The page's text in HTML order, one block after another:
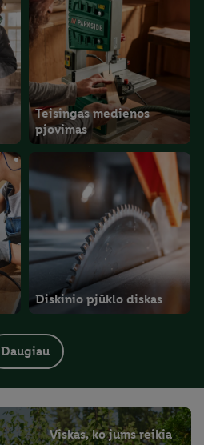
Teisingas medienos
pjovimas
Diskinio pjūklo diskas
Daugiau
Viskas, ko jums reikia